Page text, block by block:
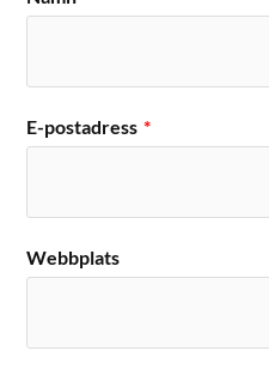
E-postadress *
Webbplats